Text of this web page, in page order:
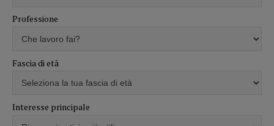
Professione
Fascia di età
Interesse principale